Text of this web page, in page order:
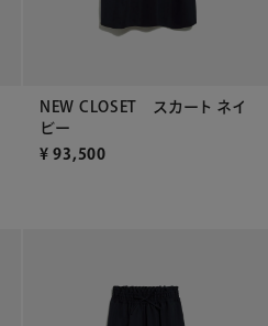
NEW CLOSET スカート ネイ
ビー
¥ 93,500